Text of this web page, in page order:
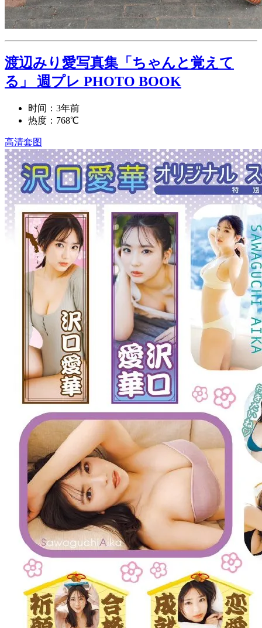
渡辺みり愛写真集「ちゃんと覚えて
る」 週プレ PHOTO BOOK
时间：3年前
热度：768℃
高清套图